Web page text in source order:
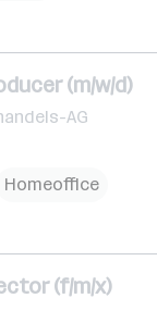
(m/w/d)
AG
Homeoffice
(f/m/x)